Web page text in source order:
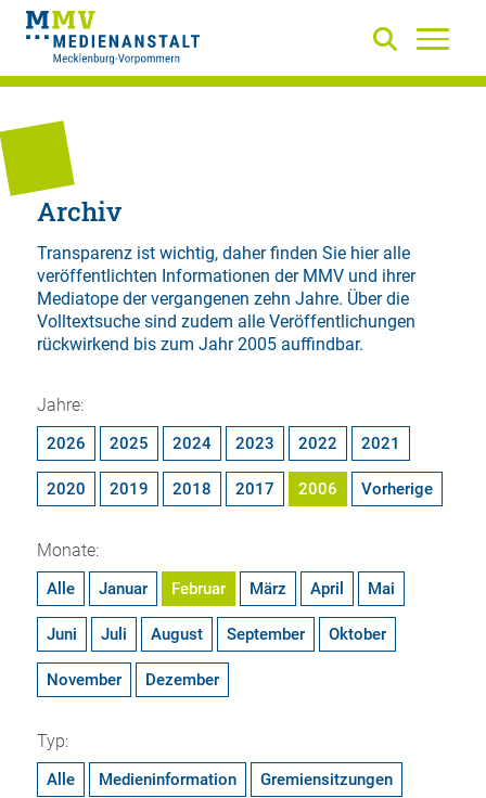
Archiv
Transparenz ist wichtig, daher finden Sie hier alle
veröffentlichten Informationen der MMV und ihrer
Mediatope der vergangenen zehn Jahre. Über die
Volltextsuchesind zudem alle Veröffentlichungen
rückwirkend bis zum Jahr 2005 auffindbar.
Jahre:
2026 2025 2024 2023 2022 2021
2020 2019 2018 2017 2006 Vorherige
Monate:
Alle Januar Februar März April Mai
Juni Juli August September Oktober
November Dezember
Typ:
Alle Medieninformation Gremiensitzungen